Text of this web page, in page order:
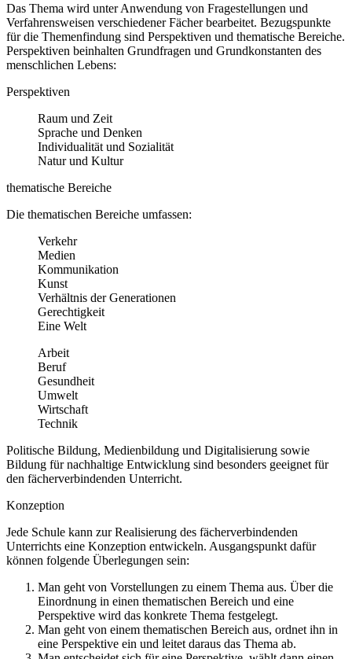
Das Thema wird unter Anwendung von Fragestellungen und
Verfahrensweisen verschiedener Fächer bearbeitet. Bezugspunkte
für die Themenfindung sind Perspektiven und thematische Bereiche.
Perspektiven beinhalten Grundfragen und Grundkonstanten des
menschlichen Lebens:
Perspektiven
Raum und Zeit
Sprache und Denken
Individualität und Sozialität
Natur und Kultur
thematische Bereiche
Die thematischen Bereiche umfassen:
Verkehr
Medien
Kommunikation
Kunst
Verhältnis der Generationen
Gerechtigkeit
Eine Welt
Arbeit
Beruf
Gesundheit
Umwelt
Wirtschaft
Technik
Politische Bildung, Medienbildung und Digitalisierung sowie
Bildung für nachhaltige Entwicklung sind besonders geeignet für
den fächerverbindenden Unterricht.
Konzeption
Jede Schule kann zur Realisierung des fächerverbindenden
Unterrichts eine Konzeption entwickeln. Ausgangspunkt dafür
können folgende Überlegungen sein:
Man geht von Vorstellungen zu einem Thema aus. Über die
Einordnung in einen thematischen Bereich und eine
Perspektive wird das konkrete Thema festgelegt.
Man geht von einem thematischen Bereich aus, ordnet ihn in
eine Perspektive ein und leitet daraus das Thema ab.